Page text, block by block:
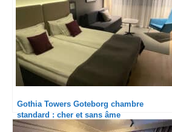
Gothia Towers Goteborg chambre
standard : cher et sans âme